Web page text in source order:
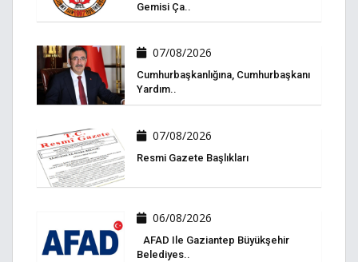
Gemisi Ça..
07/08/2026
Cumhurbaşkanlığına, Cumhurbaşkanı
Yardım..
07/08/2026
Resmi Gazete Başlıkları
06/08/2026
AFAD Ile Gaziantep Büyükşehir
Belediyes..